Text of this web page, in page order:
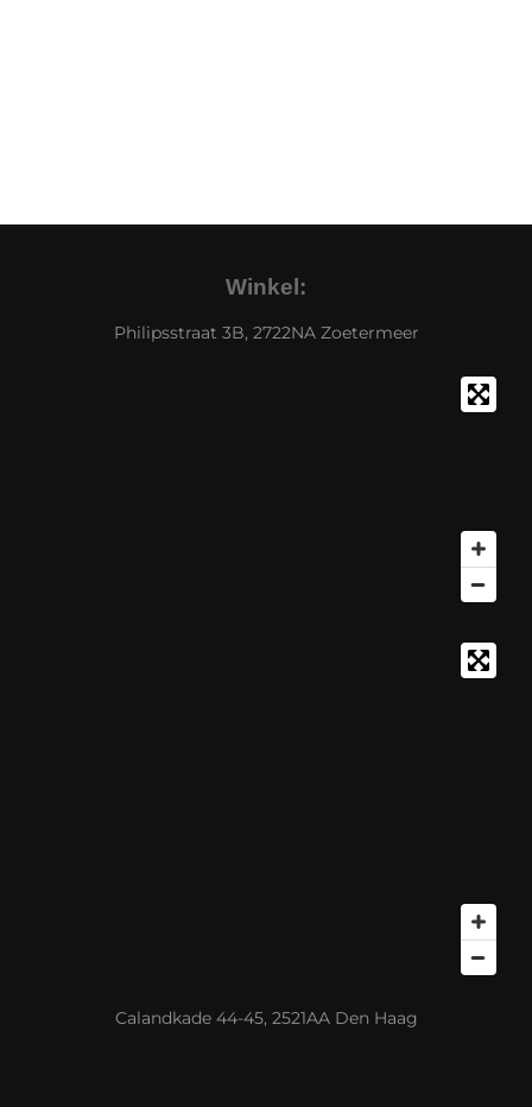
Winkel:
Philipsstraat 3B, 2722NA Zoetermeer
Calandkade 44-45, 2521AA Den Haag